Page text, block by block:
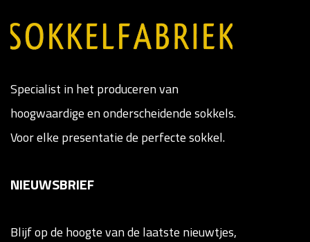
Specialist in het produceren van
hoogwaardige en onderscheidende sokkels.
Voor elke presentatie de perfecte sokkel.
NIEUWSBRIEF
Blijf op de hoogte van de laatste nieuwtjes,